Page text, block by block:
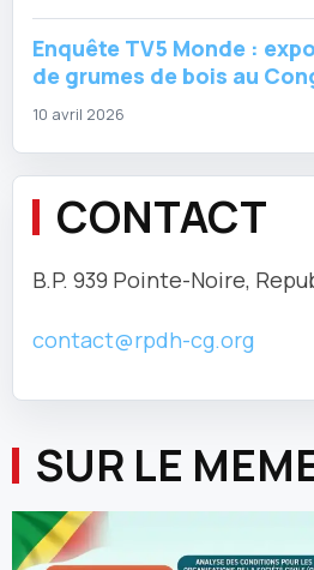
Enquête TV5 Monde :
de grumes de bois au
10 avril 2026
CONTACT
B.P. 939 Pointe-Noire,
contact@rpdh-cg.org
SUR LE